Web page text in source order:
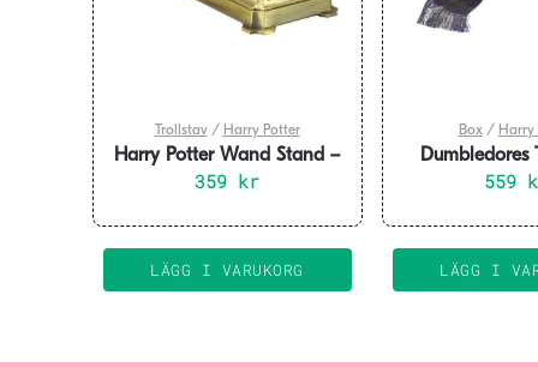
på
produktsidan
Trollstav/ Harry Potter
Harry Potter Wand Stand –
Gryffindor 20 cm
359 kr
LÄGG I VARUKORG
Box/ Harry
Dumbledores
559
LÄGG I